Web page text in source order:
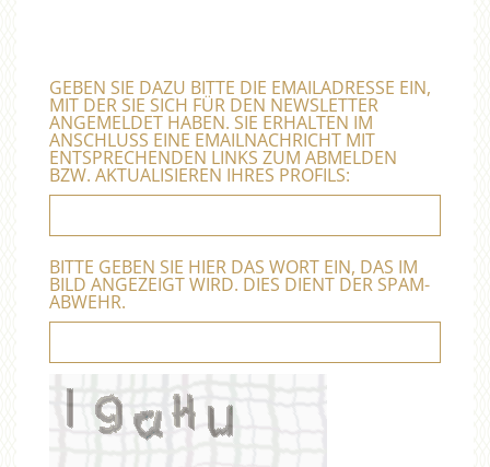
GEBEN SIE DAZU BITTE DIE EMAILADRESSE EIN,
MIT DER SIE SICH FÜR DEN NEWSLETTER
ANGEMELDET HABEN. SIE ERHALTEN IM
ANSCHLUSS EINE EMAILNACHRICHT MIT
ENTSPRECHENDEN LINKS ZUM ABMELDEN
BZW. AKTUALISIEREN IHRES PROFILS:
BITTE GEBEN SIE HIER DAS WORT EIN, DAS IM
BILD ANGEZEIGT WIRD. DIES DIENT DER SPAM-
ABWEHR.